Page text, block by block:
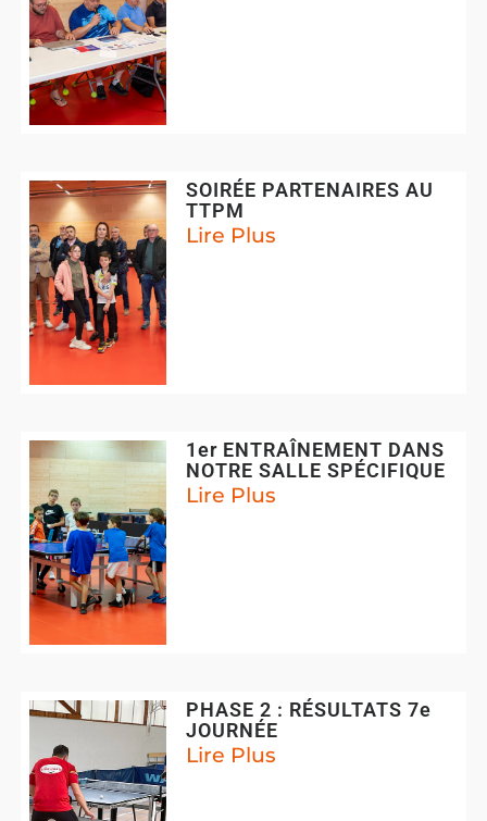
SOIRÉE PARTENAIRES AU
TTPM
Lire Plus
1er ENTRAÎNEMENT DANS
NOTRE SALLE SPÉCIFIQUE
Lire Plus
PHASE 2 : RÉSULTATS 7e
JOURNÉE
Lire Plus